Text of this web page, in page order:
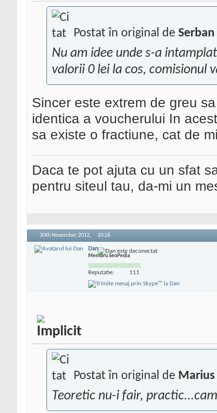
Postat în original de
Nu am idee unde s-a
valorii 0 lei la cos, comisionul
Sincer este extrem de greu
identica a voucherului In
sa existe o fractiune, cat de
Daca te pot ajuta cu un sfat
pentru siteul tau, da-mi un
30th November 2012, 10:26
Dan
Membru SeoPedia
Reputatie: 111
Postat în original de
Teoretic nu-i fair,